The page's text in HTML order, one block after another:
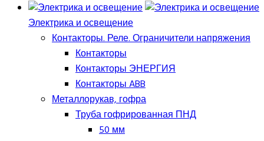
Электрика и освещение
Контакторы. Реле. Ограничители напряжения
Контакторы
Контакторы ЭНЕРГИЯ
Контакторы ABB
Металлорукав, гофра
Труба гофрированная ПНД
50 мм